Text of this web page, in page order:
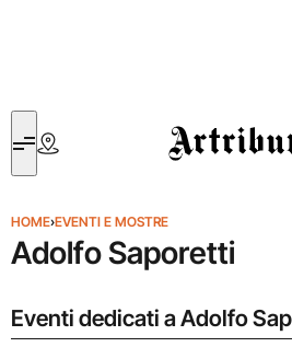
Artribune
HOME›EVENTI E MOSTRE
Adolfo Saporetti
Eventi dedicati a Adolfo